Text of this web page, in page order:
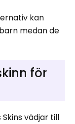
kan
medan de
för
vädjar till